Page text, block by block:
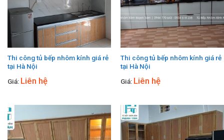
Thi công tủ bếp nhôm kính giá rẻ
tại Hà Nội
Giá: Liên hệ
Thi công tủ bếp nhôm kính giá rẻ
tại Hà Nội
Giá: Liên hệ